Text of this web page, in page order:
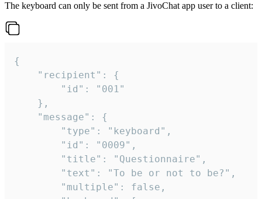
The keyboard can only be sent from a JivoChat app user to a client:
{